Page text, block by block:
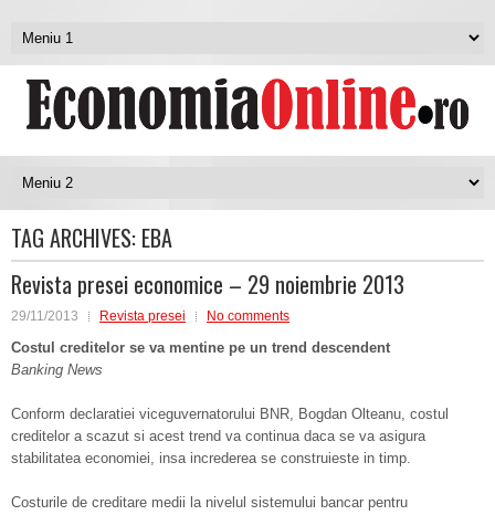
TAG ARCHIVES: EBA
Revista presei economice – 29 noiembrie 2013
29/11/2013 Revista presei No comments
Costul creditelor se va mentine pe un trend descendent
Banking News
Conform declaratiei viceguvernatorului BNR, Bogdan Olteanu, costul
creditelor a scazut si acest trend va continua daca se va asigura
stabilitatea economiei, insa increderea se construieste in timp.
Costurile de creditare medii la nivelul sistemului bancar pentru